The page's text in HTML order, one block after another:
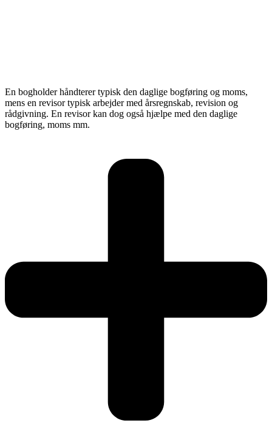
En bogholder håndterer typisk den daglige bogføring og moms,
mens en revisor typisk arbejder med årsregnskab, revision og
rådgivning. En revisor kan dog også hjælpe med den daglige
bogføring, moms mm.